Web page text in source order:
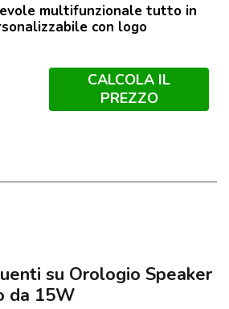
multifunzionale tutto in
con logo
CALCOLA IL
PREZZO
su Orologio Speaker
da 15W